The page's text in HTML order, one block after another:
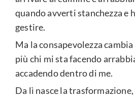
quando avverti stanchezza e
gestire.
Ma la consapevolezza
più chi mi sta facendo
accadendo dentro di me.
Da lì nasce la